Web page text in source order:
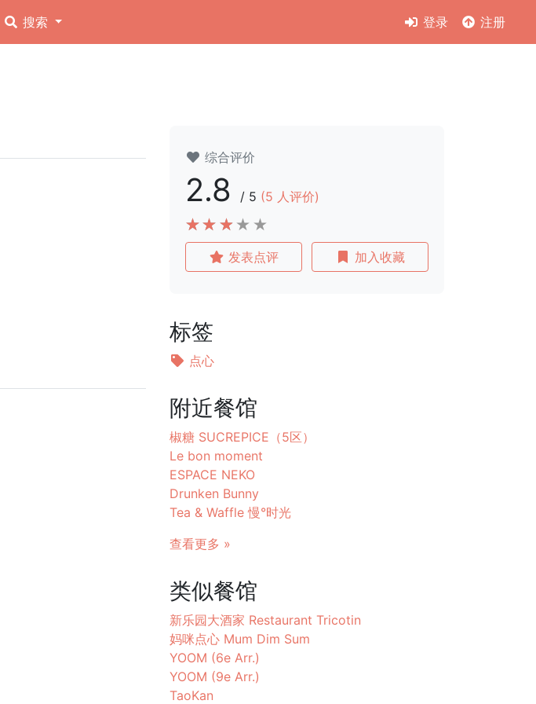
搜索 登录 注册
综合评价
2.8 / 5 (5 人评价)
发表点评 加入收藏
标签
点心
附近餐馆
椒糖 SUCREPICE（5区）
Le bon moment
ESPACE NEKO
Drunken Bunny
Tea & Waffle 慢°时光
查看更多 »
类似餐馆
新乐园大酒家 Restaurant Tricotin
妈咪点心 Mum Dim Sum
YOOM (6e Arr.)
YOOM (9e Arr.)
TaoKan